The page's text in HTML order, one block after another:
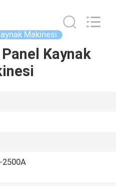
Makinesi
Kaynak
2500A